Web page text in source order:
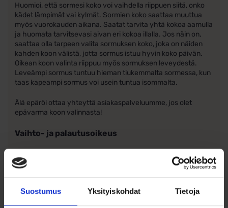
Suostumus Yksityiskohdat Tietoja
Huomioi, että sormesi koko voi vaihdella riippuen siitä, onko
kädet lämpimät vai kylmät. Sormien koko saattaa muuttua
myös vuorokauden aikana. Saatat tarvita yhtä kokoa aamulla
ja huomata tarvitsevasi aivan eri kokoa illalla. Jos näin on,
saattaa olla tarpeen valita sormuksen koko, joka on näiden
kahden koon välistä, jotta sormus istuu hyvin koko päivän.
Oikean koon valinta riippuu myös sormuksen leveydestä.
Leveämpi sormus tuntuu hieman tiukemmalta sormessa, kun
taas kapeampi sormus voi usein tuntua isommalta.
Älä epäröi ottaa yhteyttä asiakaspalveluumme, jos olet
epävarma koon valinnasta!
Vaihto- ja palautusoikeus
Huomioitavaa: Ole erityisen tarkkana sormuksen
koon mittaamisessa, sillä tämä sormus on
tilaustyönä tehty malli, eikä sisällä
kuluttajansuojalain mukaista vaihto- tai